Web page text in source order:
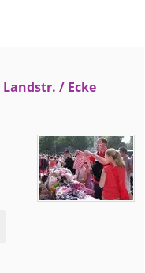
/ Ecke